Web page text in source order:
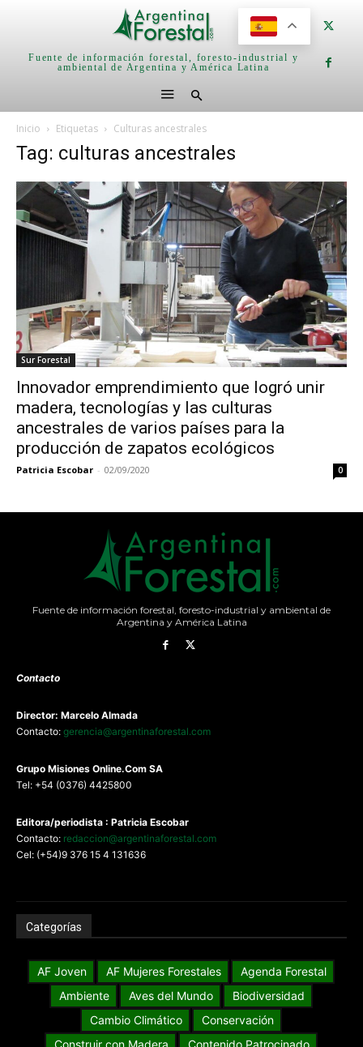
Fuente de información forestal, foresto-industrial y
ambiental de Argentina y América Latina
Inicio Etiquetas Culturas ancestrales
Tag: culturas ancestrales
Sur Forestal
Innovador emprendimiento que logró unir
madera, tecnologías y las culturas
ancestrales de varios países para la
producción de zapatos ecológicos
Patricia Escobar - 02/09/2020 0
Fuente de información forestal, foresto-industrial y ambiental de
Argentina y América Latina
Contacto
Director: Marcelo Almada
Contacto: gerencia@argentinaforestal.com
Grupo Misiones Online.Com SA
Tel: +54 (0376) 4425800
Editora/periodista : Patricia Escobar
Contacto: redaccion@argentinaforestal.com
Cel: (+54)9 376 15 4 131636
Categorías
AF Joven AF Mujeres Forestales
Agenda Forestal
Ambiente
Aves del Mundo
Biodiversidad
Cambio Climático
Conservación
Construir con Madera
Contenido Patrocinado